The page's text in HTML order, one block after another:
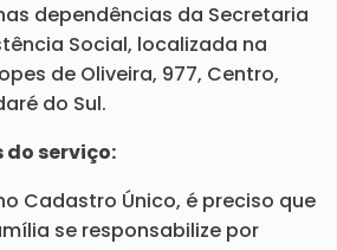
dependências da Secretaria
Social, localizada na
de Oliveira, 977, Centro,
do Sul.
serviço:
Cadastro Único, é preciso que
se responsabilize por